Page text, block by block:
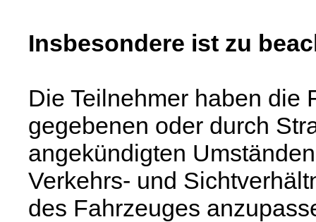
Insbesondere ist zu
Die Teilnehmer haben die
gegebenen oder durch
angekündigten
Verkehrs- und
des Fahrzeuges